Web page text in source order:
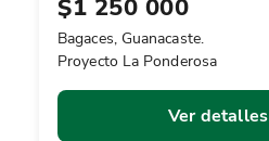
$1 250 000
Bagaces, Guanacaste.
Proyecto La Ponderosa
Ver detalles